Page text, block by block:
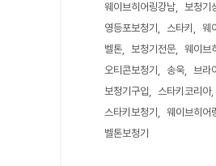
웨이브히어링강남
보청기
영등포보청기
스타키 웨
벨톤
보청기전문
웨이브
오티콘보청기
송욱
브라
보청기구입
스타키코리아
스타키보청기
웨이브히어
벨톤보청기